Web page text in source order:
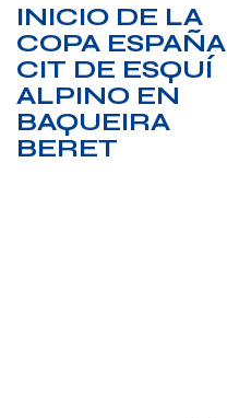
INICIO DE LA
COPA ESPAÑA
CIT DE ESQUÍ
ALPINO EN
BAQUEIRA
BERET